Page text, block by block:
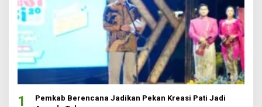
1
Pemkab Berencana Jadikan Pekan Kreasi Pati Jadi